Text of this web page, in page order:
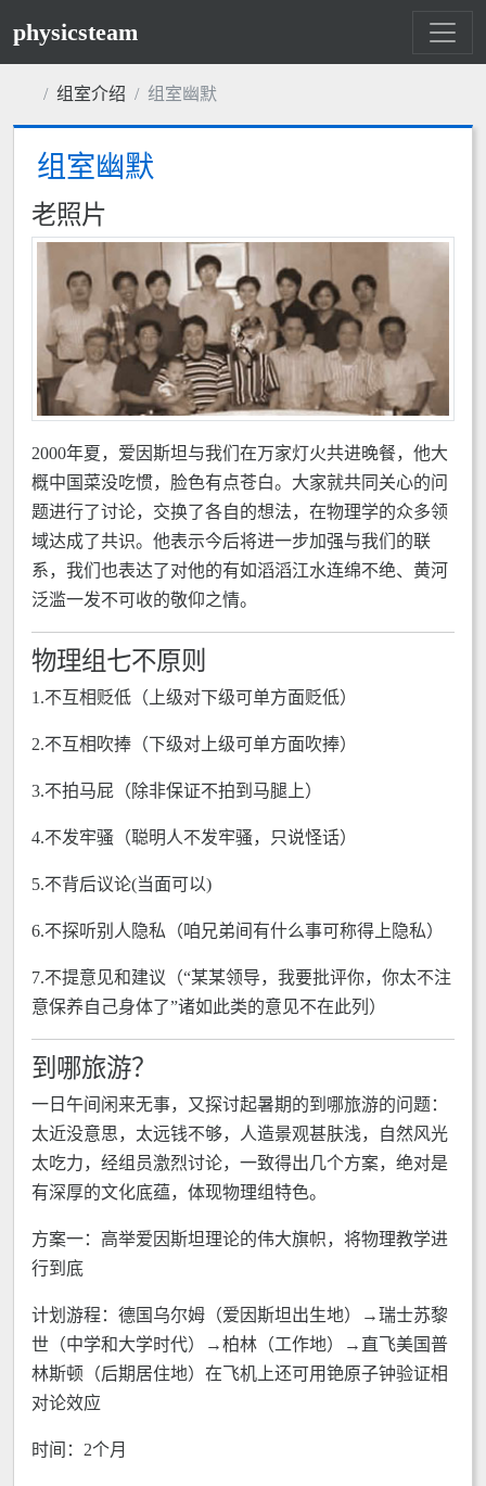
physicsteam
组室介绍 组室幽默
组室幽默
老照片
2000年夏，爱因斯坦与我们在万家灯火共进晚餐，他大
概中国菜没吃惯，脸色有点苍白。大家就共同关心的问
题进行了讨论，交换了各自的想法，在物理学的众多领
域达成了共识。他表示今后将进一步加强与我们的联
系，我们也表达了对他的有如滔滔江水连绵不绝、黄河
泛滥一发不可收的敬仰之情。
物理组七不原则
1.不互相贬低（上级对下级可单方面贬低）
2.不互相吹捧（下级对上级可单方面吹捧）
3.不拍马屁（除非保证不拍到马腿上）
4.不发牢骚（聪明人不发牢骚，只说怪话）
5.不背后议论(当面可以)
6.不探听别人隐私（咱兄弟间有什么事可称得上隐私）
7.不提意见和建议（“某某领导，我要批评你，你太不注
意保养自己身体了”诸如此类的意见不在此列）
到哪旅游？
一日午间闲来无事，又探讨起暑期的到哪旅游的问题：
太近没意思，太远钱不够，人造景观甚肤浅，自然风光
太吃力，经组员激烈讨论，一致得出几个方案，绝对是
有深厚的文化底蕴，体现物理组特色。
方案一：高举爱因斯坦理论的伟大旗帜，将物理教学进
行到底
计划游程：德国乌尔姆（爱因斯坦出生地）→瑞士苏黎
世（中学和大学时代）→柏林（工作地）→直飞美国普
林斯顿（后期居住地）在飞机上还可用铯原子钟验证相
对论效应
时间：2个月